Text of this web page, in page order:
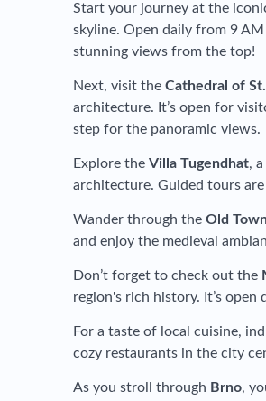
Start your journey at the
skyline. Open daily from 9
stunning views from the top!
Next, visit the Cathedral of
architecture. It’s open for
step for the panoramic views.
Explore the Villa Tugendhat,
architecture. Guided tours
Wander through the Old Town
and enjoy the medieval
Don’t forget to check out the
region's rich history. It’s
For a taste of local cuisine,
cozy restaurants in the city
As you stroll through Brno,